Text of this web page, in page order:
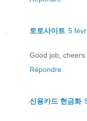
토토사이트 5
Good job, cheers
Répondre
신용카드 현금화